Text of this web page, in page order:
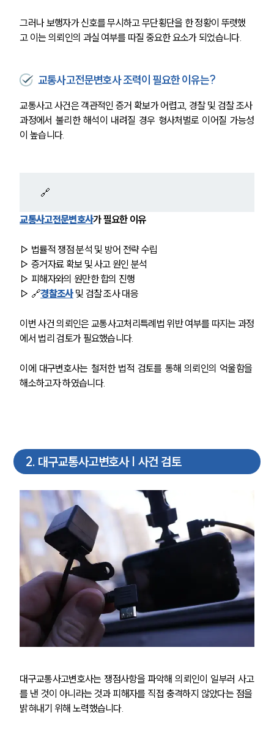
그러나 보행자가 신호를 무시하고 무단횡단을 한 정황이 뚜렷했
고 이는 의뢰인의 과실 여부를 따질 중요한 요소가 되었습니다.
교통사고전문변호사 조력이 필요한 이유는?
교통사고 사건은 객관적인 증거 확보가 어렵고, 경찰 및 검찰 조사
과정에서 불리한 해석이 내려질 경우 형사처벌로 이어질 가능성
이 높습니다.
🔗
교통사고전문변호사가 필요한 이유
▷ 법률적 쟁점 분석 및 방어 전략 수립
▷ 증거자료 확보 및 사고 원인 분석
▷ 피해자와의 원만한 합의 진행
▷ 🔗경찰조사 및 검찰 조사 대응
이번 사건 의뢰인은 교통사고처리특례법 위반 여부를 따지는 과정
에서 법리 검토가 필요했습니다.
이에 대구변호사는 철저한 법적 검토를 통해 의뢰인의 억울함을
해소하고자 하였습니다.
2. 대구교통사고변호사 | 사건 검토
대구교통사고변호사는 쟁점사항을 파악해 의뢰인이 일부러 사고
를 낸 것이 아니라는 것과 피해자를 직접 충격하지 않았다는 점을
밝혀내기 위해 노력했습니다.